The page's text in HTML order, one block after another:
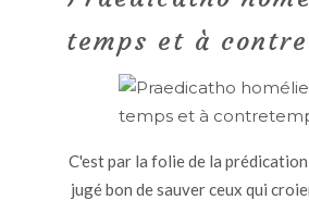
temps et à
C'est par la folie de la
jugé bon de sauver ceux qui